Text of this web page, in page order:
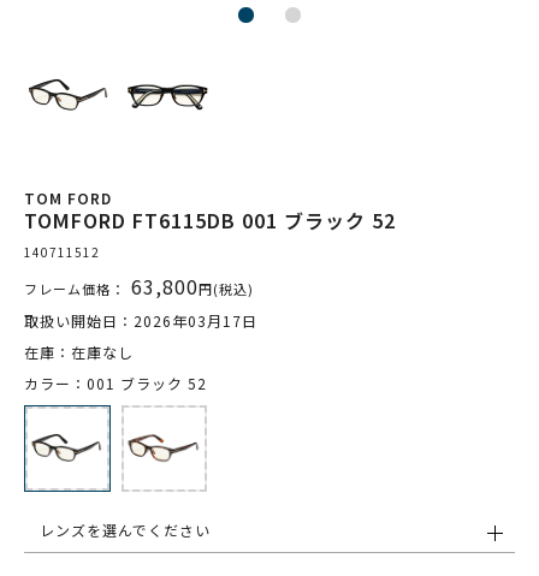
TOM FORD
TOMFORD FT6115DB 001 ブラック 52
140711512
フレーム価格： 63,800円(税込)
取扱い開始日：2026年03月17日
在庫：在庫なし
カラー：001 ブラック 52
レンズを選んでください